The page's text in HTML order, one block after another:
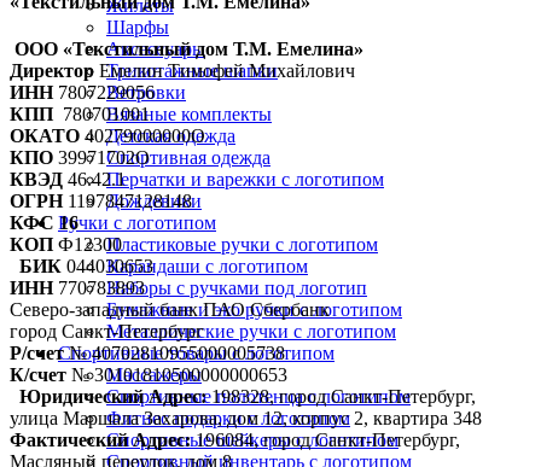
Жилеты
Шарфы
Аксессуары
Трикотажные шапки
Ветровки
Вязаные комплекты
Детская одежда
Спортивная одежда
Перчатки и варежки с логотипом
Дождевики
Ручки с логотипом
Пластиковые ручки с логотипом
Карандаши с логотипом
Наборы с ручками под логотип
Бумажные и эко ручки с логотипом
Металлические ручки с логотипом
Спортивные товары с логотипом
Массажеры
Спортивные полотенца с логотипом
Фитнес подарки с логотипом
Спортивные шейкеры с логотипом
Спортивный инвентарь с логотипом
ООО «Текстильный дом Т.М. Емелина»
Директор Емелин Тимофей Михайлович
ИНН 7807229056
КПП 780701001
ОКАТО 40279000000О
КПО 39971702О
КВЭД 46.42.1
ОГРН1197847128148
КФС 16
КОП Ф12300
БИК 044030653
ИНН770783893
Северо-западный банк ПАО Сбербанк
город Санкт-Петербург
Р/счет№ 40702810955000005738
К/счет № 30101810500000000653
Юридический Адрес:198328, город Санкт-Петербург,
улица Маршала Захарова, дом 12, корпус 2, квартира 348
Фактический Адрес:196084, город Санкт-Петербург,
Масляный переулок, дом 8